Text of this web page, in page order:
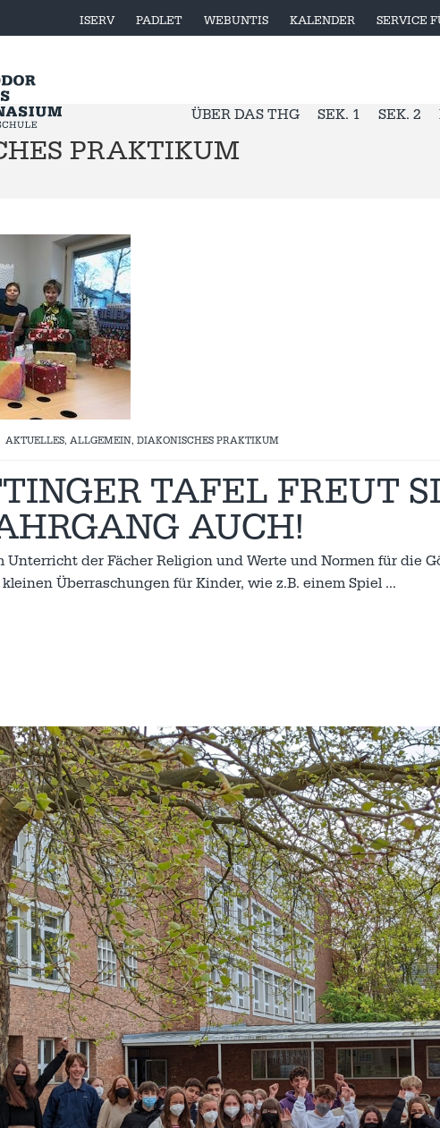
ISERV PADLET WEBUNTIS KALENDER SERVICE
ÜBER DAS THG SEK. 1 SEK. 2
PRAKTIKUM
AKTUELLES, ALLGEMEIN, DIAKONISCHES PRAKTIKUM
TAFEL FREUT
AUCH!
Unterricht der Fächer Religion und Werte und Normen für die
Überraschungen für Kinder, wie z.B. einem Spiel …